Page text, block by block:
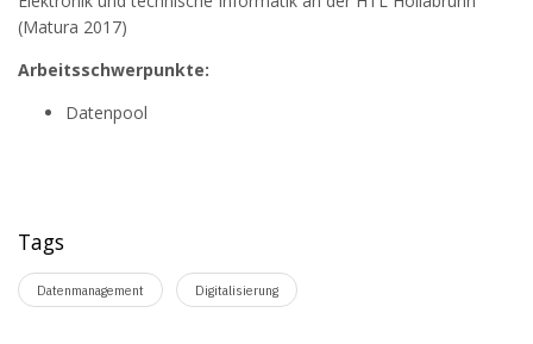
(Matura 2017)
Arbeitsschwerpunkte:
Datenpool
Tags
Datenmanagement Digitalisierung